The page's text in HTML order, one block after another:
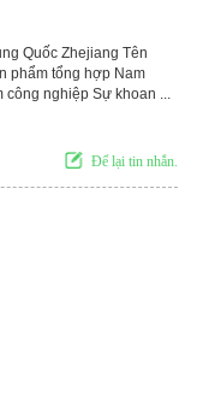
Quốc Zhejiang Tên
phẩm tổng hợp Nam
công nghiệp Sự khoan ...
Để lại tin nhắn.